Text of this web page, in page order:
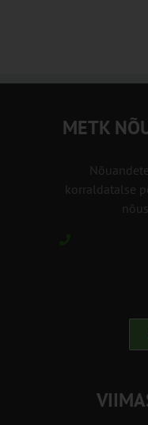
METK
korraldatalse